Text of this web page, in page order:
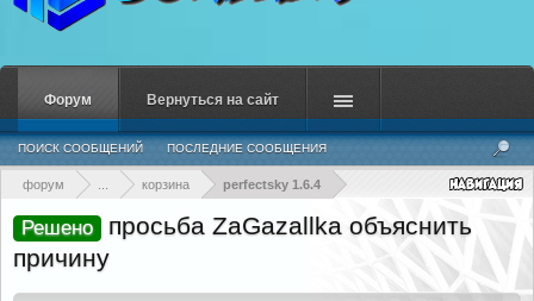
форум корзина perfectsky 1.6.4
Решено
просьба ZaGazallka объяснить
причину
Форум
ПОИСК СООБЩЕНИЙ ПОСЛЕДНИЕ СООБЩЕНИЯ
Вернуться на сайт